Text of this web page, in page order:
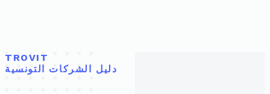
TROVIT
دليل الشركات التونسية